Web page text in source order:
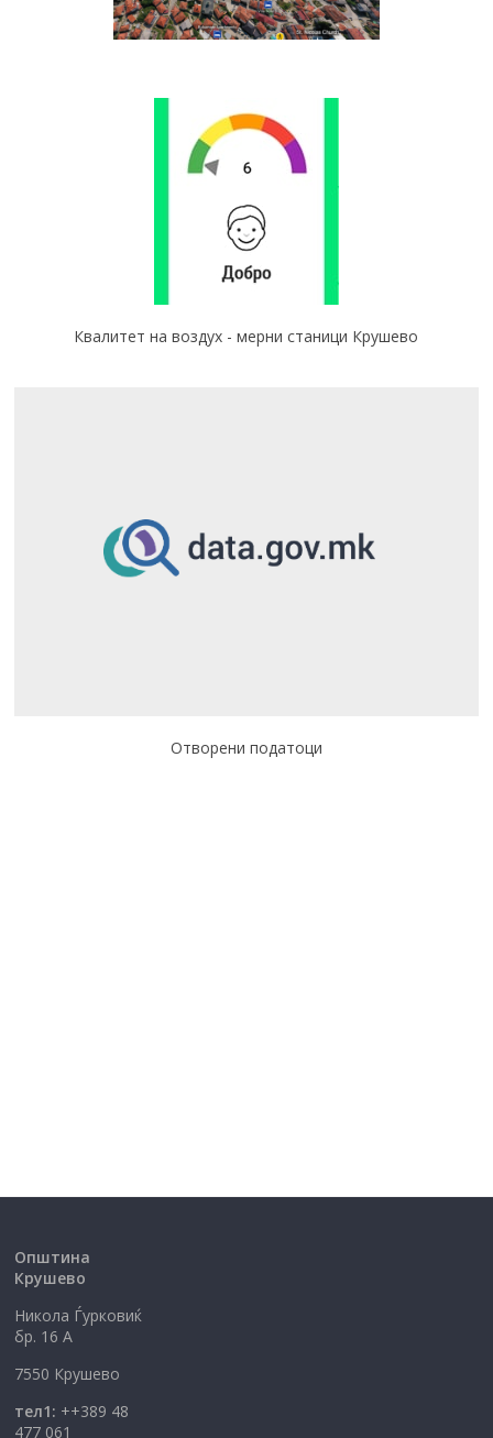
Квалитет на воздух - мерни станици Крушево
Отворени податоци
Општина
Крушево
Никола Ѓурковиќ
бр. 16 А
7550 Крушево
тел1: ++389 48
477 061